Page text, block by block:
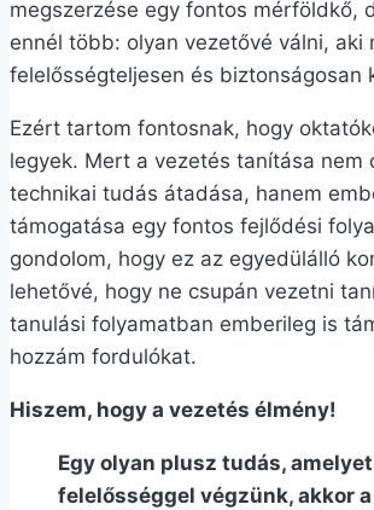
megszerzése egy fontos mérföldkő,
ennél több: olyan vezetővé válni, aki
felelősségteljesen és biztonságosan
Ezért tartom fontosnak, hogy
legyek. Mert a vezetés tanítása nem
technikai tudás átadása, hanem
támogatása egy fontos fejlődési
gondolom, hogy ez az egyedülálló
lehetővé, hogy ne csupán vezetni
tanulási folyamatban emberileg is
hozzám fordulókat.
Hiszem, hogy a vezetés élmény!
Egy olyan plusz tudás,
felelősséggel végzünk, akkor a